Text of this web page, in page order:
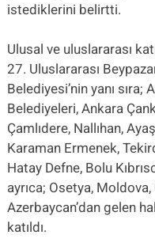
istediklerini belirtti.
Ulusal ve uluslararası
27. Uluslararası
Belediyesi’nin yanı sıra;
Belediyeleri, Ankara
Çamlıdere, Nallıhan,
Karaman Ermenek,
Hatay Defne, Bolu
ayrıca; Osetya,
Azerbaycan’dan gelen
katıldı.